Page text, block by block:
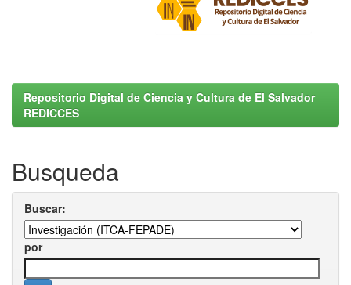
Repositorio Digital de Ciencia y Cultura de El Salvador
REDICCES
Busqueda
Buscar:
por